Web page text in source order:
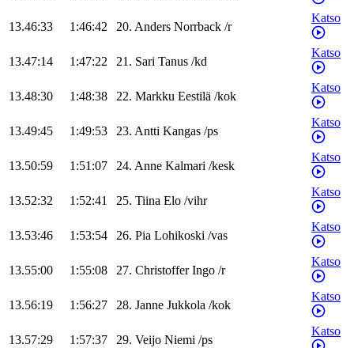
13.46:33 1:46:42 20. Anders Norrback /r
Katso
13.47:14 1:47:22 21. Sari Tanus /kd
Katso
13.48:30 1:48:38 22. Markku Eestilä /kok
Katso
13.49:45 1:49:53 23. Antti Kangas /ps
Katso
13.50:59 1:51:07 24. Anne Kalmari /kesk
Katso
13.52:32 1:52:41 25. Tiina Elo /vihr
Katso
13.53:46 1:53:54 26. Pia Lohikoski /vas
Katso
13.55:00 1:55:08 27. Christoffer Ingo /r
Katso
13.56:19 1:56:27 28. Janne Jukkola /kok
Katso
13.57:29 1:57:37 29. Veijo Niemi /ps
Katso